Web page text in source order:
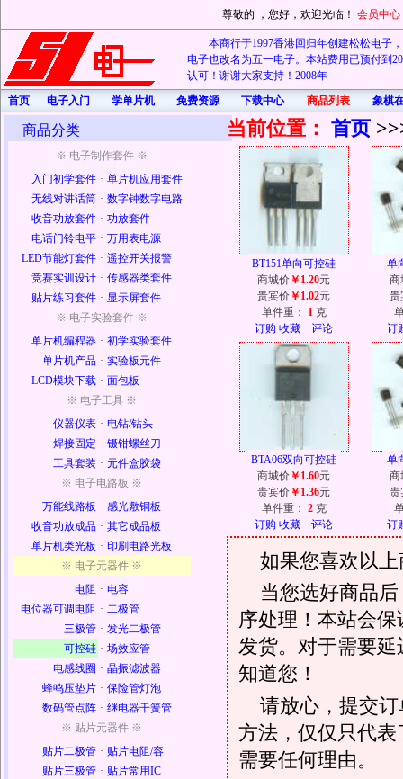
尊敬的 ，您好，欢迎光临！ 会员中心
本商行于1997香港回归年创建松松电子
电子也改名为五一电子。本站费用已预付到
认可！谢谢大家支持！2008年
首页
电子入门 学单片机 免费资源 下载中心 商品列表 象棋
商品分类
※ 电子制作套件 ※
入门初学套件 · 单片机应用套件
无线对讲话筒 · 数字钟数字电路
收音功放套件 · 功放套件
电话门铃电平 · 万用表电源
LED节能灯套件 · 遥控开关报警
竞赛实训设计 · 传感器类套件
贴片练习套件 · 显示屏套件
※ 电子实验套件 ※
单片机编程器 · 初学实验套件
单片机产品 · 实验板元件
LCD模块下载 · 面包板
※ 电子工具 ※
仪器仪表 · 电钻/钻头
焊接固定 · 镊钳螺丝刀
工具套装 · 元件盒胶袋
※ 电子电路板 ※
万能线路板 · 感光敷铜板
收音功放成品 · 其它成品板
单片机类光板 · 印刷电路光板
※ 电子元器件 ※
电阻 · 电容
电位器可调电阻 · 二极管
三极管 · 发光二极管
可控硅 · 场效应管
电感线圈 · 晶振滤波器
蜂鸣压垫片 · 保险管灯泡
数码管点阵 · 继电器干簧管
※ 贴片元器件 ※
贴片二极管 · 贴片电阻/容
贴片三极管 · 贴片常用IC
当前位置： 首页
BT151单向可控硅
商城价 ￥1.20元
贵宾价 ￥1.02元
单件重：
1 克
订购 收藏 评论
单
商
贵
订
BTA06双向可控硅
商城价 ￥1.60元
贵宾价 ￥1.36元
单件重： 2 克
订购 收藏 评论
单
商
贵
订
如果您喜欢以
当您选好商品
序处理！本站会
发货。对于需要
知道您！
请放心，提交
方法，仅仅只代
需要任何理由。